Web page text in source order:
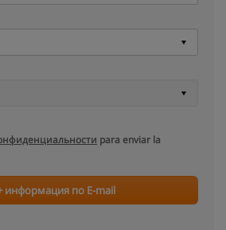
para enviar la
информация по E-mail